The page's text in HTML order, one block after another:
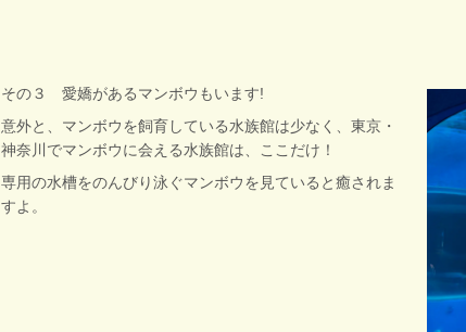
その３ 愛嬌があるマンボウもいます!
意外と、マンボウを飼育している水族館は少なく、東京・
神奈川でマンボウに会える水族館は、ここだけ！
専用の水槽をのんびり泳ぐマンボウを見ていると癒されま
すよ。